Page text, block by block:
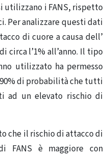
utilizzano i FANS, rispetto
Per analizzare questi dati
di cuore a causa dell’
circa l’1% all’anno. Il tipo
utilizzato ha permesso
di probabilità che tutti
ad un elevato rischio di
che il rischio di attacco di
FANS è maggiore con